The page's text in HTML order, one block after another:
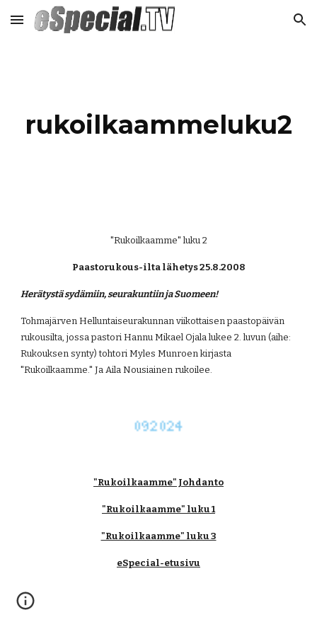
Skip to main content Skip to navigation
rukoilkaammeluku2
"Rukoilkaamme" luku 2
Paastorukous-ilta lähetys 25.8.2008
Herätystä sydämiin, seurakuntiin ja Suomeen!
Tohmajärven Helluntaiseurakunnan viikottaisen paastopäivän
rukousilta, jossa pastori Hannu Mikael Ojala lukee 2. luvun (aihe:
Rukouksen synty) tohtori Myles Munroen kirjasta
"Rukoilkaamme." Ja Aila Nousiainen rukoilee.
"Rukoilkaamme" Johdanto
"Rukoilkaamme" luku 1
"Rukoilkaamme" luku 3
eSpecial-etusivu